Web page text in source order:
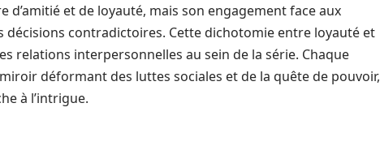
et de loyauté, mais son engagement face aux
décisions contradictoires. Cette dichotomie entre loyauté et
relations interpersonnelles au sein de la série. Chaque
déformant des luttes sociales et de la quête de pouvoir,
à l’intrigue.